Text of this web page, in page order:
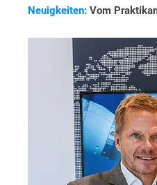
Neuigkeiten: Vom